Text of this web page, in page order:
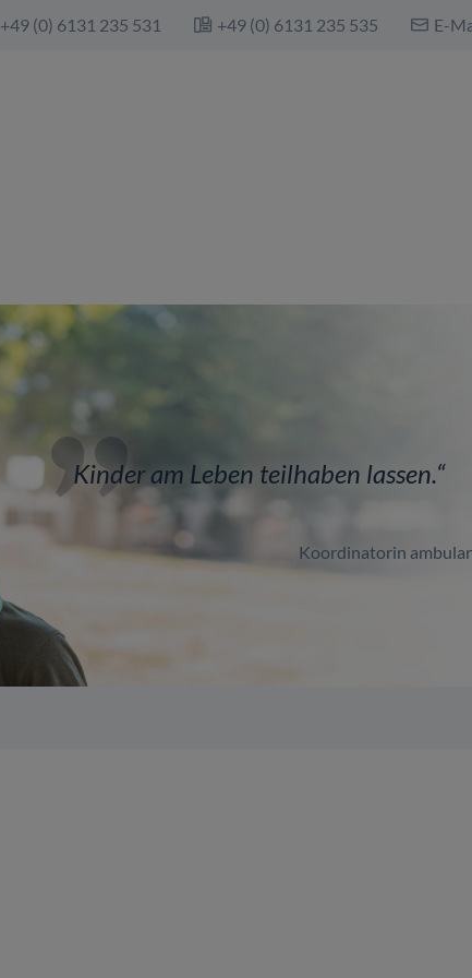
+49 (0) 6131 235 531 +49 (0) 6131 235 535 E-
Kinder am Leben teilhaben lassen.
Koordinatorin